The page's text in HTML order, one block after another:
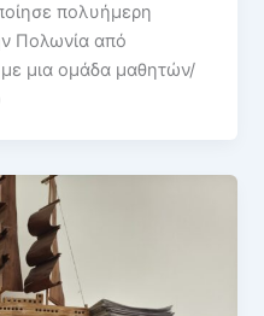
πολυήμερη
Πολωνία από
μια ομάδα μαθητών/